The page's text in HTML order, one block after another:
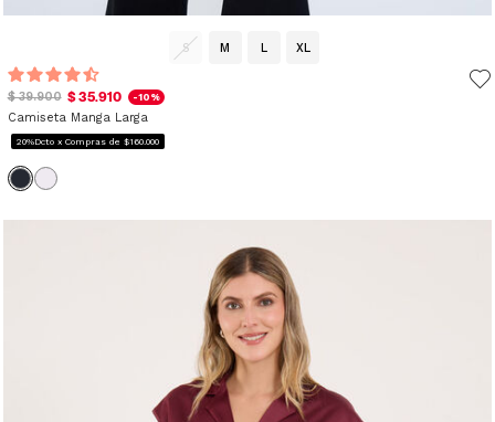
S M L XL
$ 39.900 $ 35.910 -10%
Camiseta Manga Larga
20%Dcto x Compras de $160.000